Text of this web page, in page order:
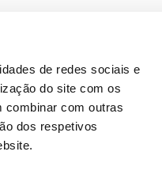
de redes sociais e
do site com os
combinar com outras
dos respetivos